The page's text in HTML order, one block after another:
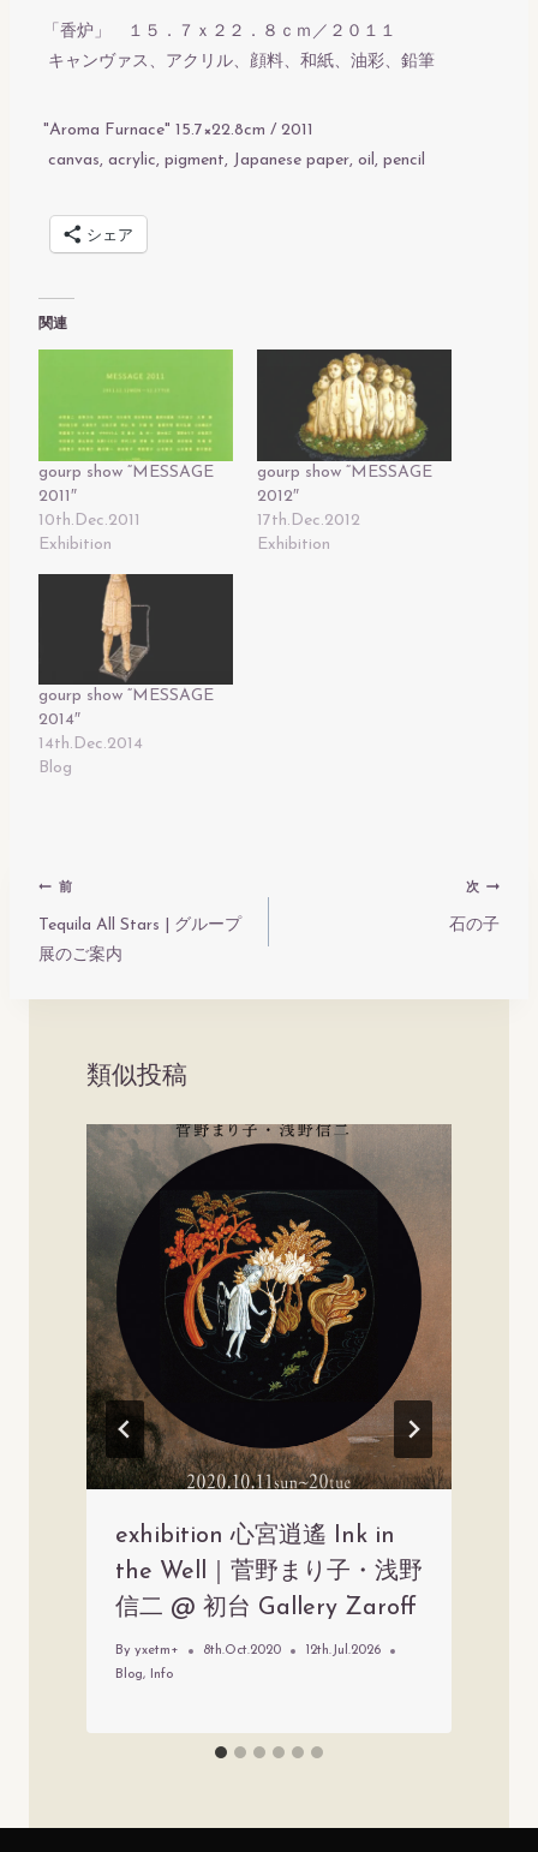
「香炉」 １５．７ｘ２２．８ｃｍ／２０１１
キャンヴァス、アクリル、顔料、和紙、油彩、鉛筆
"Aroma Furnace" 15.7×22.8cm / 2011
canvas, acrylic, pigment, Japanese paper, oil, pencil
シェア
関連
gourp show “MESSAGE
2011″
10th.Dec.2011
Exhibition
gourp show “MESSAGE
2012″
17th.Dec.2012
Exhibition
gourp show “MESSAGE
2014″
14th.Dec.2014
Blog
投
稿
ナ
ビ
前
Tequila All Stars | グループ
展のご案内
次
石の子
類似投稿
exhibition 心宮逍遙 Ink in
the Well｜菅野まり子・浅野
信二 @ 初台 Gallery Zaroff
By yxetm+ 8th.Oct.2020
12th.Jul.2026
Blog, Info